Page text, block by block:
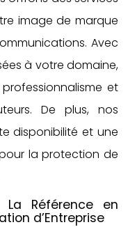
image de marque
Avec
à votre domaine,
et
De plus, nos
disponibilité et une
la protection de
La Référence en
d’Entreprise